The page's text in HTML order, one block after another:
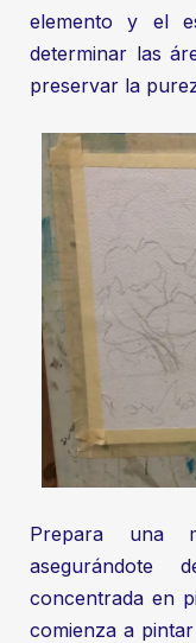
elemento y el
determinar las
preservar la
Prepara una
asegurándote
concentrada en
comienza a